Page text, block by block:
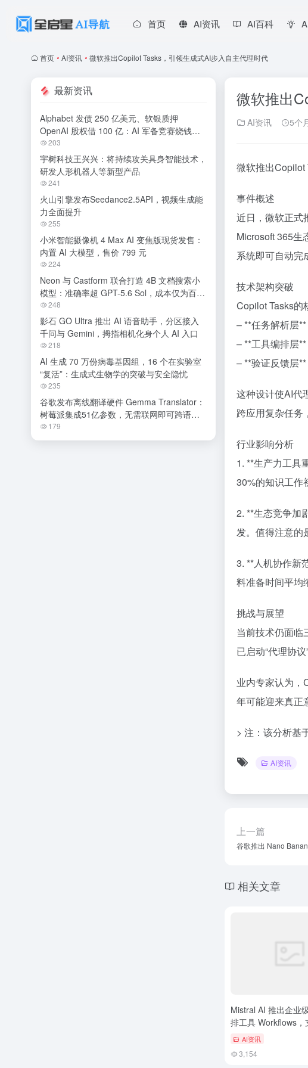
首页 AI资讯 AI百科
首页 • AI资讯 • 微软推出Copilot Tasks，引领生成式AI步入自主代理时代
微软推出
AI资讯 5个
微软推出Copilot
事件概述
近日，微软正式
Microsoft 365生
系统即可自动完
技术架构突破
Copilot Tasks的
– **任务解析层
– **工具编排层
– **验证反馈层
这种设计使AI代
跨应用复杂任务
行业影响分析
1. **生产力工具
30%的知识工作
2. **生态竞争加
发。值得注意的
3. **人机协作新
料准备时间平均
挑战与展望
当前技术仍面临
已启动“代理协
业内专家认为，
年可能迎来真正
> 注：该分析基
AI资讯
上一篇
谷歌推出 Nano
相关文章
Mistral AI 推出企业
排工具 Workflows，
Python 开发与人工审
AI资讯
3,154
最新资讯
Alphabet 发债 250 亿美元、软银质押
OpenAI 股权借 100 亿：AI 军备竞赛烧钱无
休止
203
宇树科技王兴兴：将持续攻关具身智能技术，
研发人形机器人等新型产品
241
火山引擎发布Seedance2.5API，视频生成能
力全面提升
255
小米智能摄像机 4 Max AI 变焦版现货发售：
内置 AI 大模型，售价 799 元
224
Neon 与 Castform 联合打造 4B 文档搜索小
模型：准确率超 GPT-5.6 Sol，成本仅为百分
之一
248
影石 GO Ultra 推出 AI 语音助手，分区接入
千问与 Gemini，拇指相机化身个人 AI 入口
218
AI 生成 70 万份病毒基因组，16 个在实验室
“复活”：生成式生物学的突破与安全隐忧
235
谷歌发布离线翻译硬件 Gemma Translator：
树莓派集成51亿参数，无需联网即可跨语种
交流
179